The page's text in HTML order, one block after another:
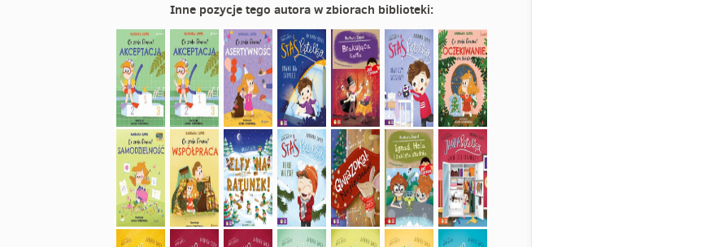
Inne pozycje tego autora w zbiorach biblioteki: